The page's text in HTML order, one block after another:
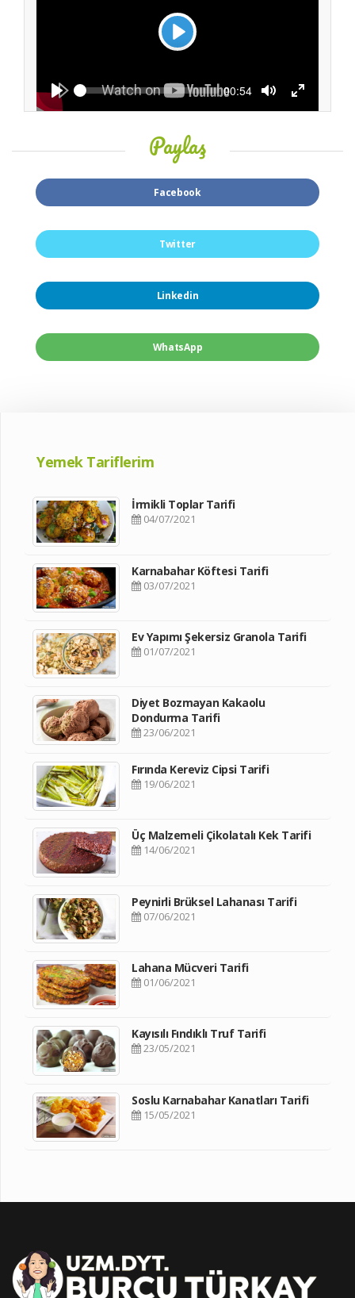
Play
Play
Seek Current
time
00:54
Mute Fullscreen
Paylaş
Facebook
Twitter
Linkedin
WhatsApp
Yemek Tariflerim
İrmikli Toplar Tarifi
04/07/2021
Karnabahar Köftesi Tarifi
03/07/2021
Ev Yapımı Şekersiz Granola Tarifi
01/07/2021
Diyet Bozmayan Kakaolu
Dondurma Tarifi
23/06/2021
Fırında Kereviz Cipsi Tarifi
19/06/2021
Üç Malzemeli Çikolatalı Kek Tarifi
14/06/2021
Peynirli Brüksel Lahanası Tarifi
07/06/2021
Lahana Mücveri Tarifi
01/06/2021
Kayısılı Fındıklı Truf Tarifi
23/05/2021
Soslu Karnabahar Kanatları Tarifi
15/05/2021